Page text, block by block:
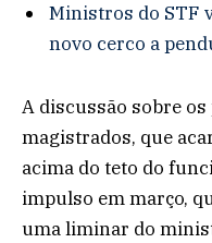
Ministros do STF
novo cerco a
A discussão sobre
magistrados, que
acima do teto do
impulso em março,
uma liminar do